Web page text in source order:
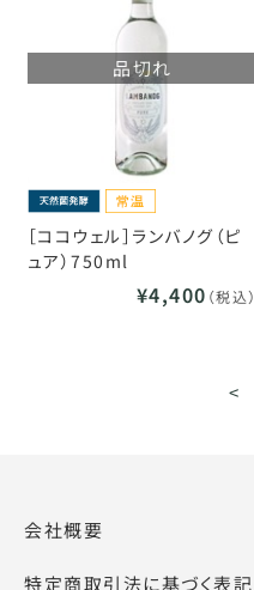
品切れ
［ココウェル］ランバノグ（ピ
ュア）750ml
¥4,400 （税込）
<
会社概要
特定商取引法に基づく表記